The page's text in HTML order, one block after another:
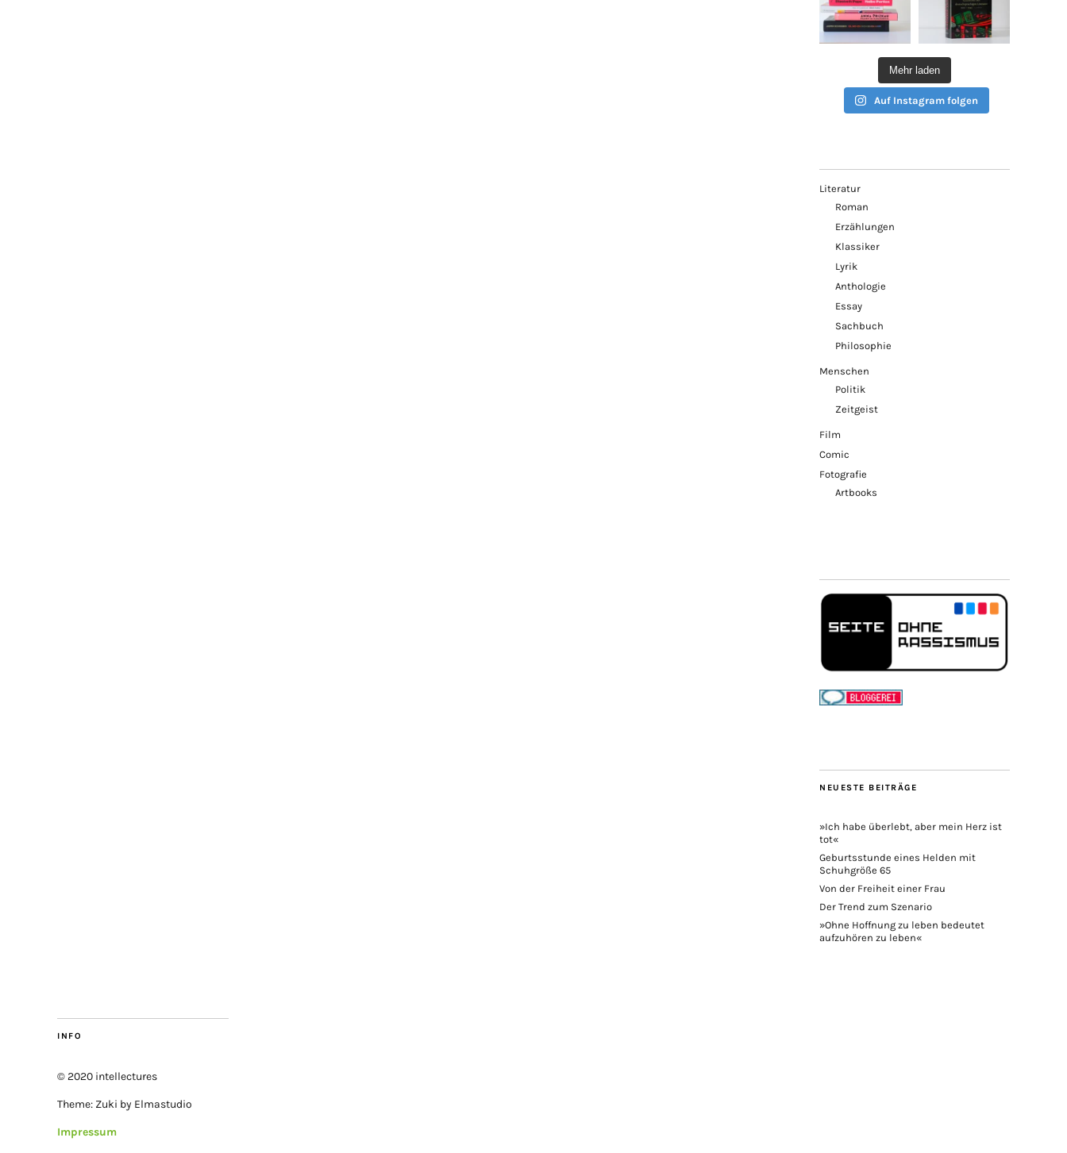
Mehr laden
Auf Instagram folgen
Literatur
Roman
Erzählungen
Klassiker
Lyrik
Anthologie
Essay
Sachbuch
Philosophie
Menschen
Politik
Zeitgeist
Film
Comic
Fotografie
Artbooks
NEUESTE BEITRÄGE
»Ich habe überlebt, aber mein Herz ist
tot«
Geburtsstunde eines Helden mit
Schuhgröße 65
Von der Freiheit einer Frau
Der Trend zum Szenario
»Ohne Hoffnung zu leben bedeutet
aufzuhören zu leben«
INFO
© 2020 intellectures
Theme: Zuki by Elmastudio
Impressum